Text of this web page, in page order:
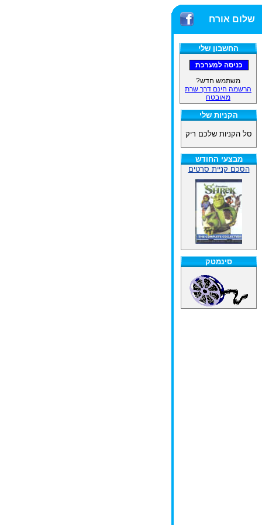
שלום אורח
החשבון שלי
משתמש חדש?
הרשמה חינם דרך שרת
מאובטח
הקניות שלי
סל הקניות שלכם ריק
מבצעי החודש
הסכם קניית סרטים
סינמטק